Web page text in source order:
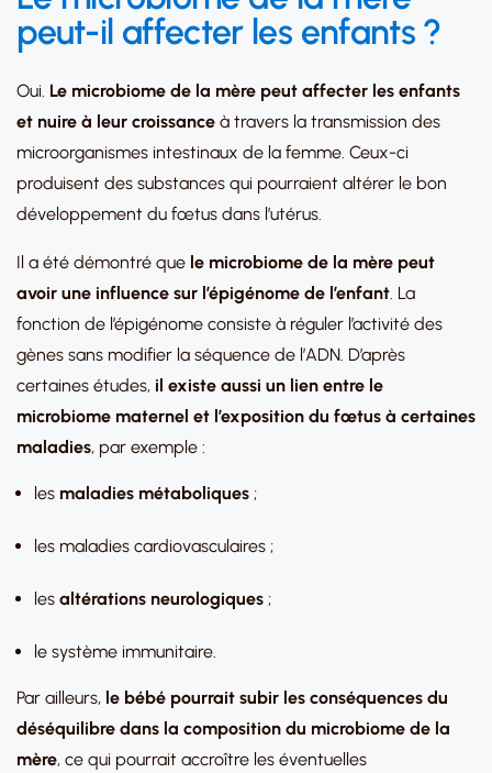
peut-il affecter les enfants ?
Oui. Le microbiome de la mère peut affecter les enfants
et nuire à leur croissance à travers la transmission des
microorganismes intestinaux de la femme. Ceux-ci
produisent des substances qui pourraient altérer le bon
développement du fœtus dans l’utérus.
Il a été démontré que le microbiome de la mère peut
avoir une influence sur l’épigénome de l’enfant. La
fonction de l’épigénome consiste à réguler l’activité des
gènes sans modifier la séquence de l’ADN. D’après
certaines études, il existe aussi un lien entre le
microbiome maternel et l’exposition du fœtus à certaines
maladies, par exemple :
les maladies métaboliques ;
les maladies cardiovasculaires ;
les altérations neurologiques ;
le système immunitaire.
Par ailleurs, le bébé pourrait subir les conséquences du
déséquilibre dans la composition du microbiome de la
mère, ce qui pourrait accroître les éventuelles